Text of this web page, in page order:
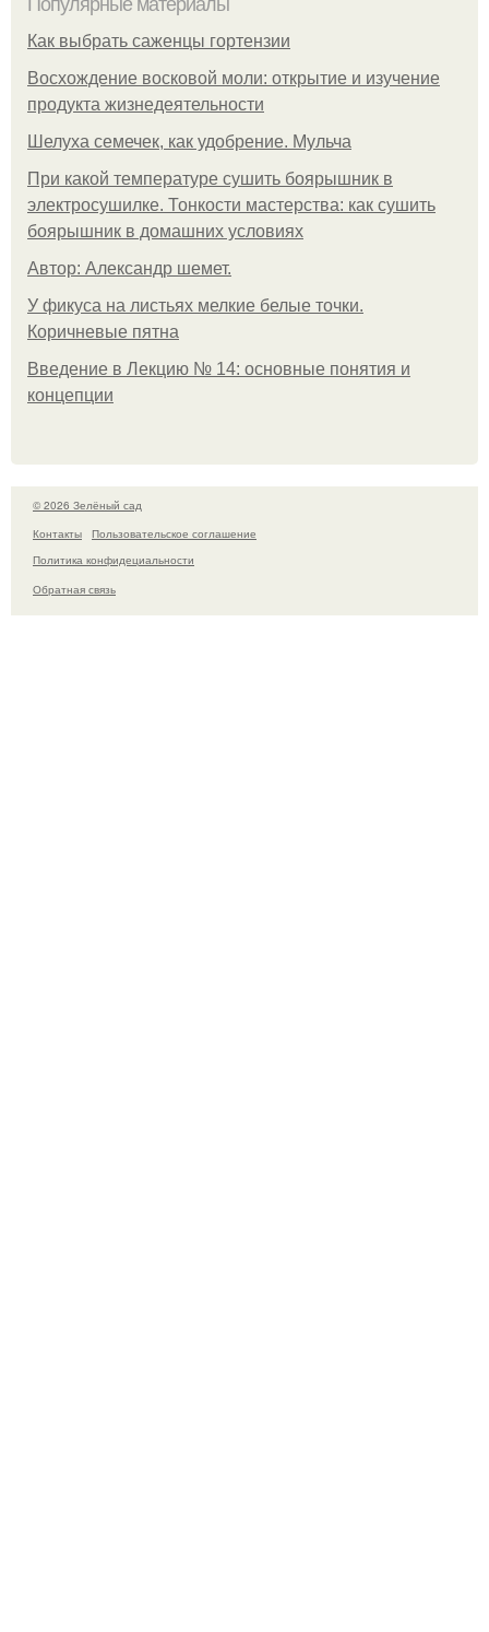
Как выбрать саженцы гортензии
Восхождение восковой моли: открытие и изучение
продукта жизнедеятельности
Шелуха семечек, как удобрение. Мульча
При какой температуре сушить боярышник в
электросушилке. Тонкости мастерства: как сушить
боярышник в домашних условиях
Автор: Александр шемет.
У фикуса на листьях мелкие белые точки.
Коричневые пятна
Введение в Лекцию № 14: основные понятия и
концепции
© 2026 Зелёный сад
Контакты
Пользовательское соглашение
Политика конфидециальности
Обратная связь